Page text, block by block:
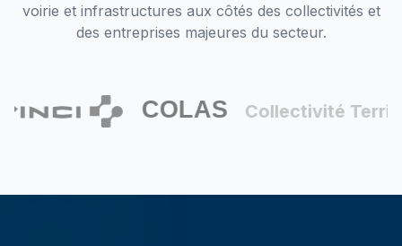
voirie et infrastructures aux côtés des collectivités et
des entreprises majeures du secteur.
Collectivité